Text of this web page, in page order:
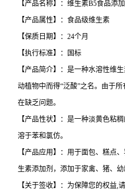
【产品名称】：维生素B5食品添
【产品属性】：食品级维生素
【保质日期】：24个月
【执行标准】：国标
【产品简介】：是一种水溶性维
动植物中而得“泛酸”之名。由于
在缺乏问题。
【产品性状】：是一种淡黄色粘
溶于苯和氯仿。
【产品应用】：用于面包、糕点
生素添加剂，添加于家禽、猪、
【关于签收】：为保障您的权益,